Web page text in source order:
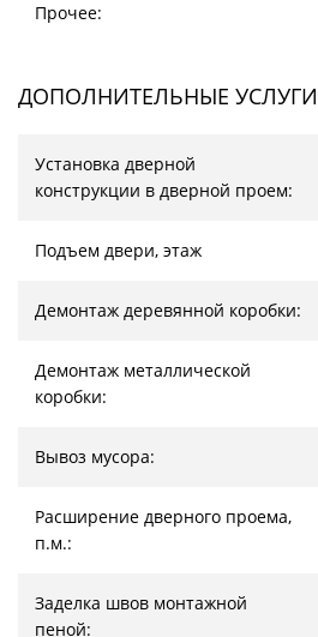
Прочее:
ДОПОЛНИТЕЛЬНЫЕ УСЛУГИ
Установка дверной
конструкции в дверной проем:
Подъем двери, этаж
Демонтаж деревянной коробки:
Демонтаж металлической
коробки:
Вывоз мусора:
Расширение дверного проема,
п.м.:
Заделка швов монтажной
пеной: